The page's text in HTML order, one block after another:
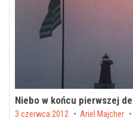
Niebo w końcu pierwszej
Posted on
3 czerwca 2012 by Ariel Majcher